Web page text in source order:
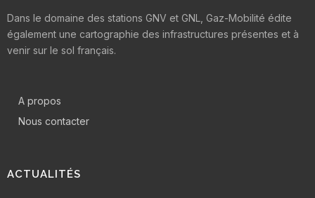
Dans le domaine des stations GNV et GNL, Gaz-Mobilité édite
également une cartographie des infrastructures présentes et à
venir sur le sol français.
A propos
Nous contacter
ACTUALITÉS